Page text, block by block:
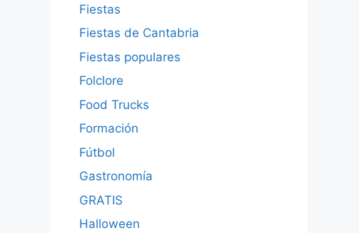
Fiestas
Fiestas de Cantabria
Fiestas populares
Folclore
Food Trucks
Formación
Fútbol
Gastronomía
GRATIS
Halloween